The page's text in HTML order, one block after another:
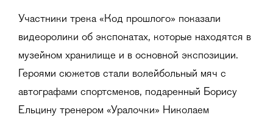
Участники трека «Код прошлого» показали
видеоролики об экспонатах, которые находятся в
музейном хранилище и в основной экспозиции.
Героями сюжетов стали волейбольный мяч с
автографами спортсменов, подаренный Борису
Ельцину тренером «Уралочки» Николаем